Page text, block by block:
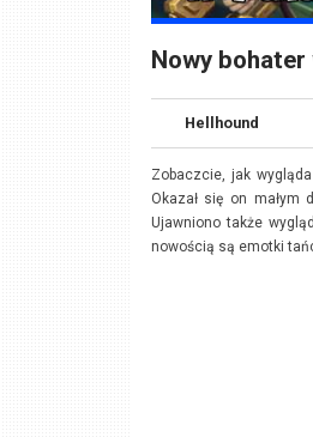
Nowy
Hellhound
Zobaczcie, jak
Okazał się on małym
Ujawniono także
nowością są emotki